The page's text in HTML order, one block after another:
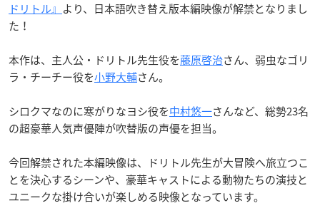
ドリトル』 より、日本語吹き替え版本編映像が解禁となりまし
た！
本作は、主人公・ドリトル先生役を藤原啓治さん、弱虫なゴリ
ラ・チーチー役を小野大輔さん。
シロクマなのに寒がりなヨシ役を中村悠一さんなど、総勢23名
の超豪華人気声優陣が吹替版の声優を担当。
今回解禁された本編映像は、ドリトル先生が大冒険へ旅立つこ
とを決心するシーンや、豪華キャストによる動物たちの演技と
ユニークな掛け合いが楽しめる映像となっています。